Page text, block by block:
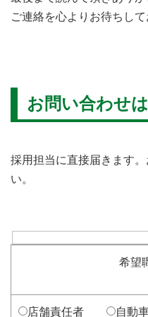
ご連絡を⼼よりお待ちして
お問い合わせ
採用担当に直接届きます
い。
希望
店舗責任者 自動